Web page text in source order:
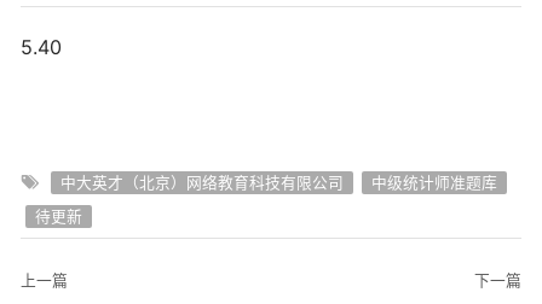
5.40
中大英才（北京）网络教育科技有限公司
中级统计师准题库
待更新
上一篇 下一篇